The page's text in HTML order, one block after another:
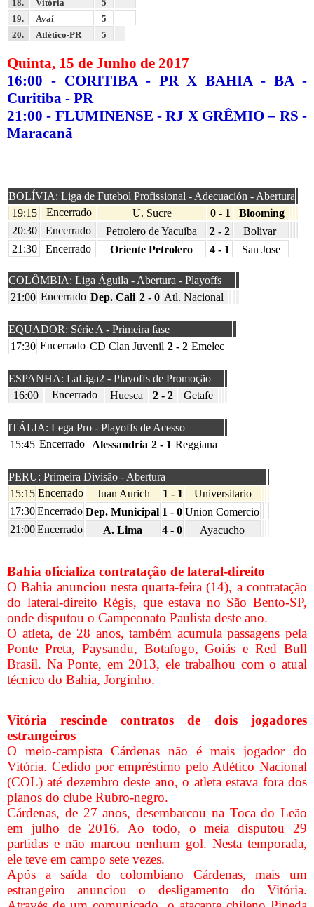
18. Vitória
5
19.
Avaí
5
20.
Atlético-PR 5
Quinta, 15 de Junho de 2017
16:00 - CORITIBA - PR X BAHIA - BA -
Curitiba - PR
21:00 - FLUMINENSE - RJ X GRÊMIO – RS -
Maracanã
BOLÍVIA: Liga de Futebol Profissional - Adecuación - Abertura
19:15
Encerrado U. Sucre 0 - 1
Blooming
20:30
Encerrado Petrolero de Yacuiba 2 - 2
Bolivar
21:30
Encerrado Oriente Petrolero 4 - 1 San Jose
COLÔMBIA: Liga Águila - Abertura - Playoffs
21:00 Encerrado Dep. Cali 2 - 0 Atl. Nacional
EQUADOR: Série A - Primeira fase
17:30 Encerrado CD Clan Juvenil 2 - 2 Emelec
ESPANHA: LaLiga2 - Playoffs de Promoção
16:00
Encerrado Huesca 2 - 2 Getafe
ITÁLIA: Lega Pro - Playoffs de Acesso
15:45 Encerrado Alessandria 2 - 1 Reggiana
PERU: Primeira Divisão - Abertura
15:15 Encerrado Juan Aurich 1 - 1
Universitario
17:30 Encerrado Dep. Municipal 1 - 0 Union Comercio
21:00 Encerrado A. Lima 4 - 0 Ayacucho
Bahia oficializa contratação de lateral-direito
O Bahia anunciou nesta quarta-feira (14), a contratação
do lateral-direito Régis, que estava no São Bento-SP,
onde disputou o Campeonato Paulista deste ano.
O atleta, de 28 anos, também acumula passagens pela
Ponte Preta, Paysandu, Botafogo, Goiás e Red Bull
Brasil. Na Ponte, em 2013, ele trabalhou com o atual
técnico do Bahia, Jorginho.
Vitória rescinde contratos de dois jogadores
estrangeiros
O meio-campista Cárdenas não é mais jogador do
Vitória. Cedido por empréstimo pelo Atlético Nacional
(COL) até dezembro deste ano, o atleta estava fora dos
planos do clube Rubro-negro.
Cárdenas, de 27 anos, desembarcou na Toca do Leão
em julho de 2016. Ao todo, o meia disputou 29
partidas e não marcou nenhum gol. Nesta temporada,
ele teve em campo sete vezes.
Após a saída do colombiano Cárdenas, mais um
estrangeiro anunciou o desligamento do Vitória.